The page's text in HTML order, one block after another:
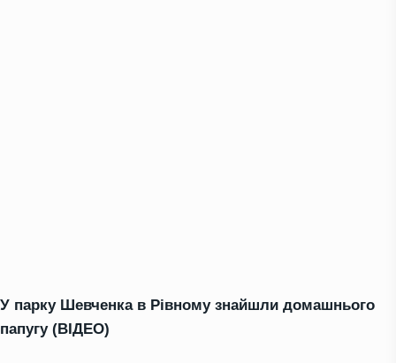
У парку Шевченка в Рівному знайшли домашнього
папугу (ВІДЕО)